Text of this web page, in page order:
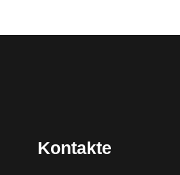
Kontakte